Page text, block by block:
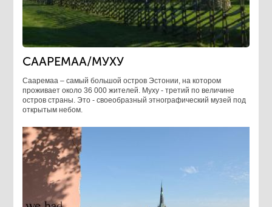
СААРЕМАА/МУХУ
Сааремаа – самый большой остров Эстонии, на котором
проживает около 36 000 жителей. Муху - третий по величине
остров страны. Это - своеобразный этнографический музей под
открытым небом.